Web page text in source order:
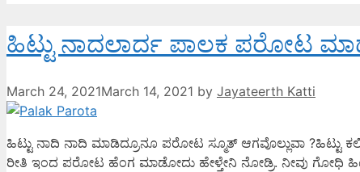
ಹಿಟ್ಟು ನಾದಲಾರ್ದ ಪಾಲಕ ಪರೋಟ
March 24, 2021March 14, 2021 by Jayateerth Katti
ಹಿಟ್ಟು ನಾದಿ ನಾದಿ ಮಾಡಿದ್ರೂನೂ ಪರೋಟ ಸ್ಮೂತ್ ಆಗವೊಲ್ಲುವಾ ?ಹಿಟ್ಟು
ರೀತಿ ಇಂದ ಪರೋಟ ಹೆಂಗ ಮಾಡೋದು ಹೇಳ್ತೇನಿ ನೋಡ್ರಿ. ನೀವು ಗೋಧಿ